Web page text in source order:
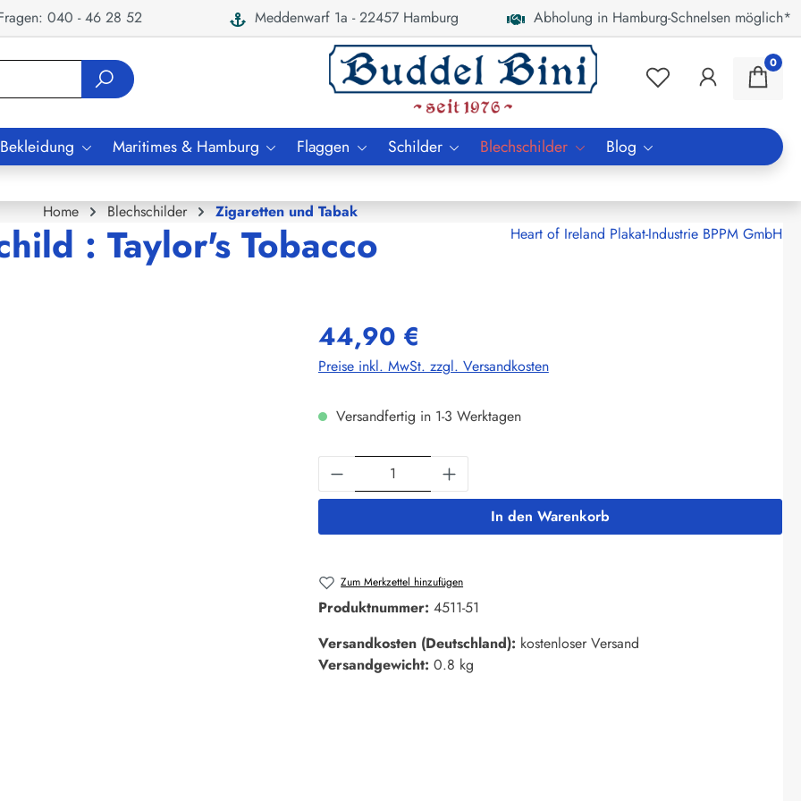
040 - 46 28 52 Meddenwarf 1a - 22457 Hamburg Abholung in Hamburg-Schnelsen möglich*
0
Maritimes & Hamburg Flaggen Schilder Blechschilder Blog
Home Blechschilder Zigaretten und Tabak
: Taylor's Tobacco Heart of Ireland Plakat-Industrie BPPM GmbH
44,90 €
Preise inkl. MwSt. zzgl. Versandkosten
Versandfertig in 1-3 Werktagen
Produkt Anzahl: Gib den gewünschten Wert ein
In den Warenkorb
Zum Merkzettel hinzufügen
Produktnummer: 4511-51
Versandkosten (Deutschland): kostenloser Versand
Versandgewicht: 0.8 kg